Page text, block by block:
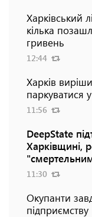
Харківський
кілька
гривень
12:44
Харків
паркуватися
11:56
DeepState
Харківщині,
11:30
Окупанти
підприємству